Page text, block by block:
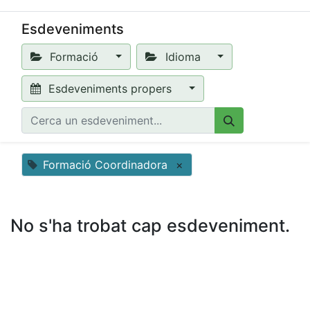
Esdeveniments
Formació Idioma
Esdeveniments propers
Formació Coordinadora ×
No s'ha trobat cap esdeveniment.